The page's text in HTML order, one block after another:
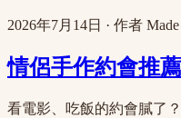
2026年7月14日 · 作者
情侶手作約會推
看電影、吃飯的約會膩了